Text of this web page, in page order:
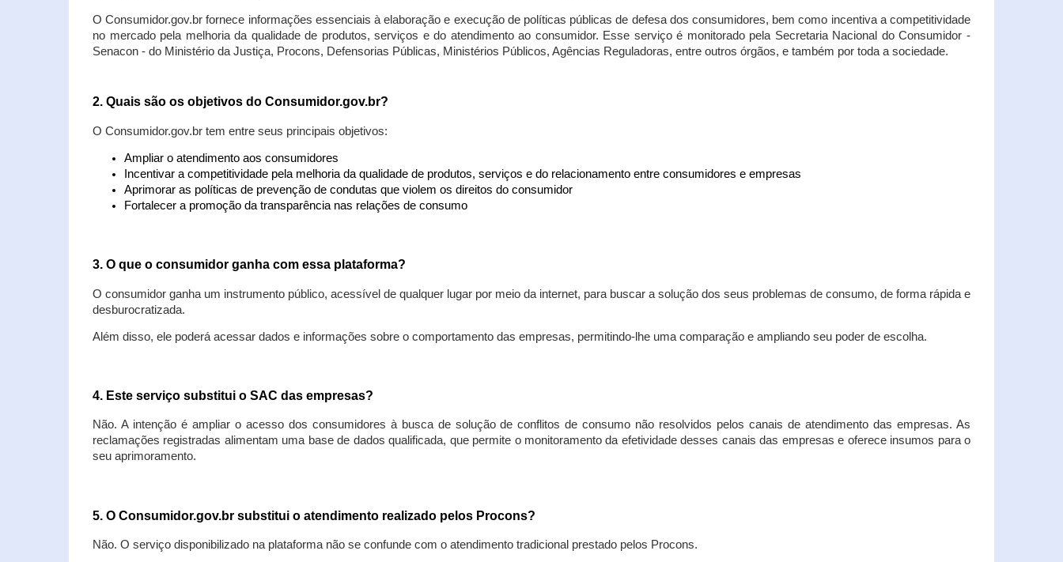
O Consumidor.gov.br fornece informações essenciais à elaboração e execução de políticas públicas de defesa dos consumidores, bem como incentiva a competitividade
no mercado pela melhoria da qualidade de produtos, serviços e do atendimento ao consumidor. Esse serviço é monitorado pela Secretaria Nacional do Consumidor -
Senacon - do Ministério da Justiça, Procons, Defensorias Públicas, Ministérios Públicos, Agências Reguladoras, entre outros órgãos, e também por toda a sociedade.
2. Quais são os objetivos do Consumidor.gov.br?
O Consumidor.gov.br tem entre seus principais objetivos:
Ampliar o atendimento aos consumidores
Incentivar a competitividade pela melhoria da qualidade de produtos, serviços e do relacionamento entre consumidores e empresas
Aprimorar as políticas de prevenção de condutas que violem os direitos do consumidor
Fortalecer a promoção da transparência nas relações de consumo
3. O que o consumidor ganha com essa plataforma?
O consumidor ganha um instrumento público, acessível de qualquer lugar por meio da internet, para buscar a solução dos seus problemas de consumo, de forma rápida e
desburocratizada.
Além disso, ele poderá acessar dados e informações sobre o comportamento das empresas, permitindo-lhe uma comparação e ampliando seu poder de escolha.
4. Este serviço substitui o SAC das empresas?
Não. A intenção é ampliar o acesso dos consumidores à busca de solução de conflitos de consumo não resolvidos pelos canais de atendimento das empresas. As
reclamações registradas alimentam uma base de dados qualificada, que permite o monitoramento da efetividade desses canais das empresas e oferece insumos para o
seu aprimoramento.
5. O Consumidor.gov.br substitui o atendimento realizado pelos Procons?
Não. O serviço disponibilizado na plataforma não se confunde com o atendimento tradicional prestado pelos Procons.